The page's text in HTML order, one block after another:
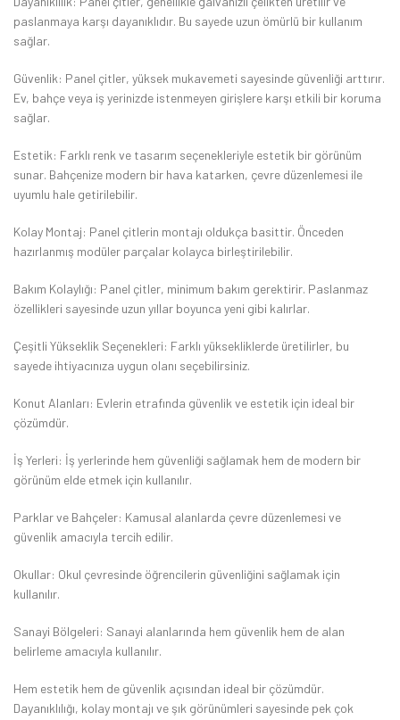
paslanmaya karşı dayanıklıdır. Bu sayede uzun ömürlü bir kullanım
sağlar.
Güvenlik: Panel çitler, yüksek mukavemeti sayesinde güvenliği arttırır.
Ev, bahçe veya iş yerinizde istenmeyen girişlere karşı etkili bir koruma
sağlar.
Estetik: Farklı renk ve tasarım seçenekleriyle estetik bir görünüm
sunar. Bahçenize modern bir hava katarken, çevre düzenlemesi ile
uyumlu hale getirilebilir.
Kolay Montaj: Panel çitlerin montajı oldukça basittir. Önceden
hazırlanmış modüler parçalar kolayca birleştirilebilir.
Bakım Kolaylığı: Panel çitler, minimum bakım gerektirir. Paslanmaz
özellikleri sayesinde uzun yıllar boyunca yeni gibi kalırlar.
Çeşitli Yükseklik Seçenekleri: Farklı yüksekliklerde üretilirler, bu
sayede ihtiyacınıza uygun olanı seçebilirsiniz.
Konut Alanları: Evlerin etrafında güvenlik ve estetik için ideal bir
çözümdür.
İş Yerleri: İş yerlerinde hem güvenliği sağlamak hem de modern bir
görünüm elde etmek için kullanılır.
Parklar ve Bahçeler: Kamusal alanlarda çevre düzenlemesi ve
güvenlik amacıyla tercih edilir.
Okullar: Okul çevresinde öğrencilerin güvenliğini sağlamak için
kullanılır.
Sanayi Bölgeleri: Sanayi alanlarında hem güvenlik hem de alan
belirleme amacıyla kullanılır.
Hem estetik hem de güvenlik açısından ideal bir çözümdür.
Dayanıklılığı, kolay montajı ve şık görünümleri sayesinde pek çok